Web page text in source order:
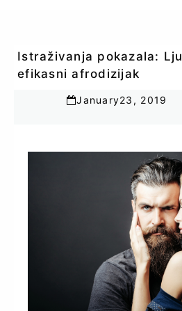
Istraživanja pokazala:
efikasni afrodizijak
January23 , 2019